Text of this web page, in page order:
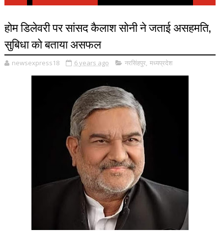
होम डिलेवरी पर सांसद कैलाश सोनी ने जताई असहमति,
सुबिधा को बताया असफल
newsexpress18 6 years ago नरसिंहपुर, मध्यप्रदेश